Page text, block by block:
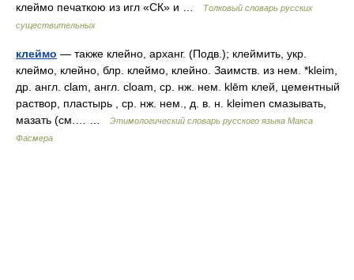
клеймо печаткою из игл «СК» и …
Толковый словарь русских
существительных
клеймо — также клейно, арханг. (Подв.); клеймить, укр.
клеймо, клейно, блр. клеймо, клейно. Заимств. из нем. *kleim,
др. англ. clam, англ. сlоаm, ср. нж. нем. klēm клей, цементный
раствор, пластырь , ср. нж. нем., д. в. н. kleimen смазывать,
мазать (см.… …
Этимологический словарь русского языка Макса
Фасмера